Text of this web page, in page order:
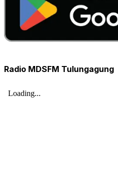
Radio MDSFM Tulungagung